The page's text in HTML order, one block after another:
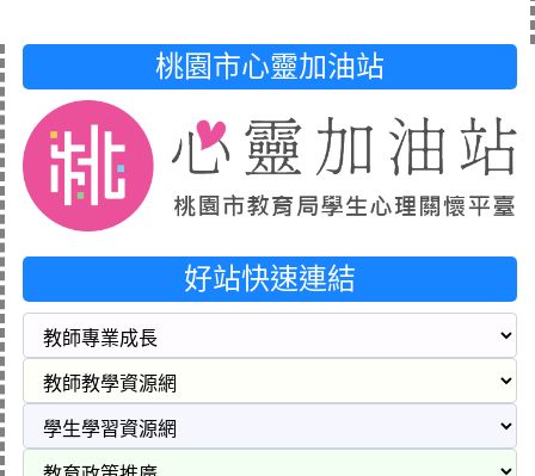
桃園市心靈加油站
好站快速連結